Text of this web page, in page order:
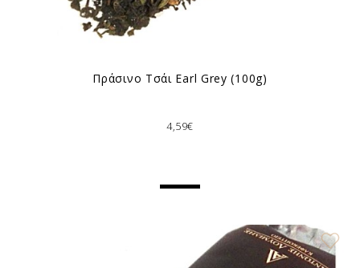
Πράσινο Τσάι Earl Grey (100g)
4,59€